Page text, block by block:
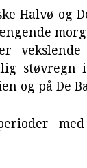
Halvø og
og på De